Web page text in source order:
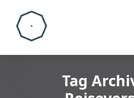
content
Tag